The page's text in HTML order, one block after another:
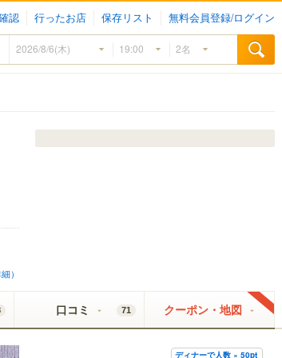
認 行ったお店 保存リスト 無料会員登録/ログイン
）
口コミ 71 クーポン・地図
ディナーで人数 × 50pt